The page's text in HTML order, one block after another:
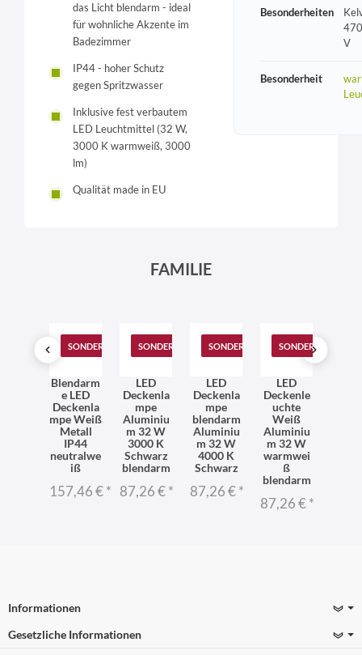
das Licht blendarm - ideal
für wohnliche Akzente im
Badezimmer
IP44 - hoher Schutz
gegen Spritzwasser
Inklusive fest verbautem
LED Leuchtmittel (32 W,
3000 K warmweiß, 3000
lm)
Qualität made in EU
Besonderheiten
V
Besonderheit
FAMILIE
SONDERANGEBOT
Blendarm
e LED
Deckenla
mpe Weiß
Metall
IP44
neutralwe
iß
157,46 €*
SONDERANGEBOT
LED
Deckenla
mpe
Aluminiu
m 32 W
3000 K
Schwarz
blendarm
87,26 €*
SONDERANGEBOT
LED
Deckenla
mpe
blendarm
Aluminiu
m 32 W
4000 K
Schwarz
87,26 €*
SONDERANGEBOT
LED
Deckenle
uchte
Weiß
Aluminiu
m 32 W
warmwei
ß
blendarm
87,26 €*
Informationen
Gesetzliche Informationen